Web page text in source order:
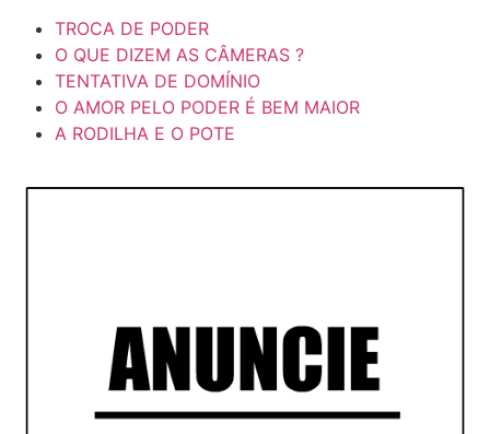
TROCA DE PODER
O QUE DIZEM AS CÂMERAS ?
TENTATIVA DE DOMÍNIO
O AMOR PELO PODER É BEM MAIOR
A RODILHA E O POTE